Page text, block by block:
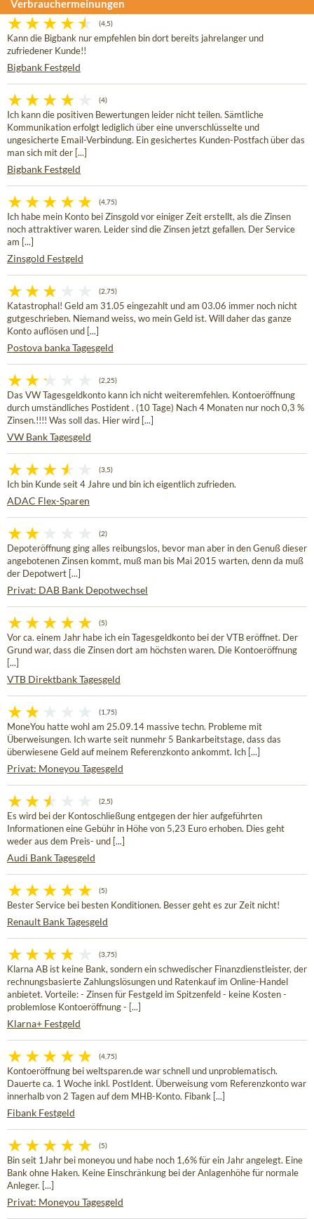
Verbrauchermeinungen
(4,5)
Kann die Bigbank nur empfehlen bin dort bereits jahrelanger und
zufriedener Kunde!!
Bigbank Festgeld
(4)
Ich kann die positiven Bewertungen leider nicht teilen. Sämtliche
Kommunikation erfolgt lediglich über eine unverschlüsselte und
ungesicherte Email-Verbindung. Ein gesichertes Kunden-Postfach über das
man sich mit der [...]
Bigbank Festgeld
(4,75)
Ich habe mein Konto bei Zinsgold vor einiger Zeit erstellt, als die Zinsen
noch attraktiver waren. Leider sind die Zinsen jetzt gefallen. Der Service
am [...]
Zinsgold Festgeld
(2,75)
Katastrophal! Geld am 31.05 eingezahlt und am 03.06 immer noch nicht
gutgeschrieben. Niemand weiss, wo mein Geld ist. Will daher das ganze
Konto auflösen und [...]
Postova banka Tagesgeld
(2,25)
Das VW Tagesgeldkonto kann ich nicht weiteremfehlen. Kontoeröffnung
durch umständliches Postident . (10 Tage) Nach 4 Monaten nur noch 0,3 %
Zinsen.!!!! Was soll das. Hier wird [...]
VW Bank Tagesgeld
(3,5)
Ich bin Kunde seit 4 Jahre und bin ich eigentlich zufrieden.
ADAC Flex-Sparen
(2)
Depoteröffnung ging alles reibungslos, bevor man aber in den Genuß dieser
angebotenen Zinsen kommt, muß man bis Mai 2015 warten, denn da muß
der Depotwert [...]
Privat: DAB Bank Depotwechsel
(5)
Vor ca. einem Jahr habe ich ein Tagesgeldkonto bei der VTB eröffnet. Der
Grund war, dass die Zinsen dort am höchsten waren. Die Kontoeröffnung
[...]
VTB Direktbank Tagesgeld
(1,75)
MoneYou hatte wohl am 25.09.14 massive techn. Probleme mit
Überweisungen. Ich warte seit nunmehr 5 Bankarbeitstage, dass das
überwiesene Geld auf meinem Referenzkonto ankommt. Ich [...]
Privat: Moneyou Tagesgeld
(2,5)
Es wird bei der Kontoschließung entgegen der hier aufgeführten
Informationen eine Gebühr in Höhe von 5,23 Euro erhoben. Dies geht
weder aus dem Preis- und [...]
Audi Bank Tagesgeld
(5)
Bester Service bei besten Konditionen. Besser geht es zur Zeit nicht!
Renault Bank Tagesgeld
(3,75)
Klarna AB ist keine Bank, sondern ein schwedischer Finanzdienstleister, der
rechnungsbasierte Zahlungslösungen und Ratenkauf im Online-Handel
anbietet. Vorteile: - Zinsen für Festgeld im Spitzenfeld - keine Kosten -
problemlose Kontoeröffnung - [...]
Klarna+ Festgeld
(4,75)
Kontoeröffnung bei weltsparen.de war schnell und unproblematisch.
Dauerte ca. 1 Woche inkl. PostIdent. Überweisung vom Referenzkonto war
innerhalb von 2 Tagen auf dem MHB-Konto. Fibank [...]
Fibank Festgeld
(5)
Bin seit 1Jahr bei moneyou und habe noch 1,6% für ein Jahr angelegt. Eine
Bank ohne Haken. Keine Einschränkung bei der Anlagenhöhe für normale
Anleger. [...]
Privat: Moneyou Tagesgeld